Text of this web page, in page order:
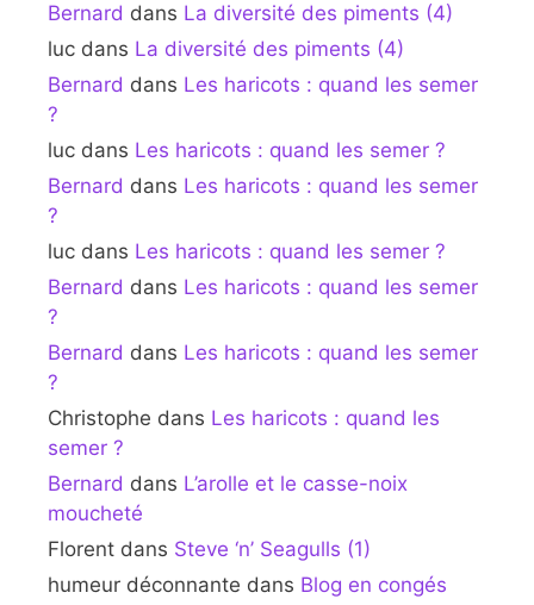
Bernard dans La diversité des piments (4)
luc dans La diversité des piments (4)
Bernard dans Les haricots : quand les semer
?
luc dans Les haricots : quand les semer ?
Bernard dans Les haricots : quand les semer
?
luc dans Les haricots : quand les semer ?
Bernard dans Les haricots : quand les semer
?
Bernard dans Les haricots : quand les semer
?
Christophe dans Les haricots : quand les
semer ?
Bernard dans L’arolle et le casse-noix
moucheté
Florent dans Steve ‘n’ Seagulls (1)
humeur déconnante dans Blog en congés